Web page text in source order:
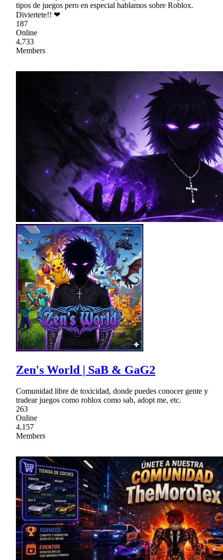
tipos de juegos pero en especial hablamos sobre Roblox.
Diviertete!! ❤
187
Online
4,733
Members
Zen's World | SaB & GaG2
Comunidad libre de toxicidad, donde puedes conocer gente y
tradear juegos como roblox como sab, adopt me, etc.
263
Online
4,157
Members